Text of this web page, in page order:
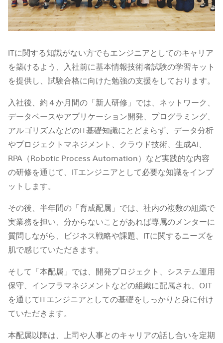
ITに関する知識がない方でもエンジニアとしてのキャリア
を築けるよう、入社前に基本情報技術者試験の学習キット
を提供し、試験合格に向けた勉強の支援をしております。
入社後、約４か月間の「新人研修」では、ネットワーク、
データベースやアプリケーション開発、プログラミング、
アルゴリズムなどのIT基礎知識にとどまらず、データ分析
やプロジェクトマネジメント、クラウド技術、生成AI、
RPA（Robotic Process Automation）など実践的な内容
の研修を通じて、ITエンジニアとして必要な知識をインプ
ットします。
その後、半年間の「育成配属」では、社内の複数の組織で
実業務を担い、分からないことがあれば専属のメンターに
質問しながら、ビジネス戦略や課題、ITに関するニーズを
肌で感じていただきます。
そして「本配属」では、開発プロジェクト、システム運用
保守、インフラマネジメントなどの組織に配属され、OJT
を通じてITエンジニアとしての基礎をしっかりと身に付け
ていただきます。
本配属以降は、上司や人事とのキャリアの話し合いを定期